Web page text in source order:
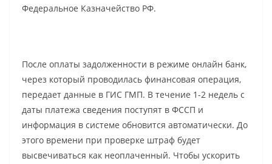
Федеральное Казначейство РФ.
После оплаты задолженности в режиме онлайн банк,
через который проводилась финансовая операция,
передает данные в ГИС ГМП. В течение 1-2 недель с
даты платежа сведения поступят в ФССП и
информация в системе обновится автоматически. До
этого времени при проверке штраф будет
высвечиваться как неоплаченный. Чтобы ускорить